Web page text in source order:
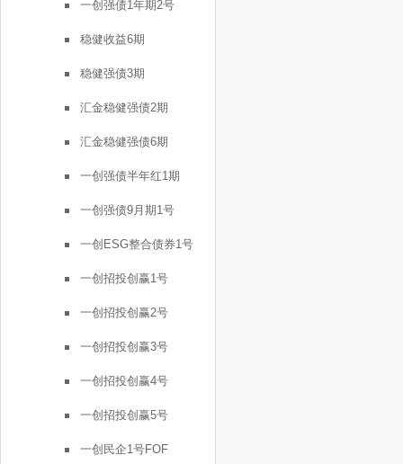
一创强债1年期2号
稳健收益6期
稳健强债3期
汇金稳健强债2期
汇金稳健强债6期
一创强债半年红1期
一创强债9月期1号
一创ESG整合债券1号
一创招投创赢1号
一创招投创赢2号
一创招投创赢3号
一创招投创赢4号
一创招投创赢5号
一创民企1号FOF